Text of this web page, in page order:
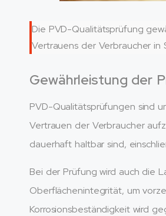
Die PVD-Qualitätsprüfung
Vertrauens der Verbraucher in
Gewährleistung der
PVD-Qualitätsprüfungen sind
Vertrauen der Verbraucher
dauerhaft haltbar sind,
Bei der Prüfung wird auch die
Oberflächenintegrität, um
Korrosionsbeständigkeit wird